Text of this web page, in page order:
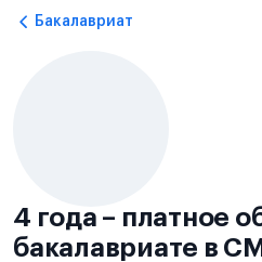
Бакалавриат
4 года – платное
бакалавриате в